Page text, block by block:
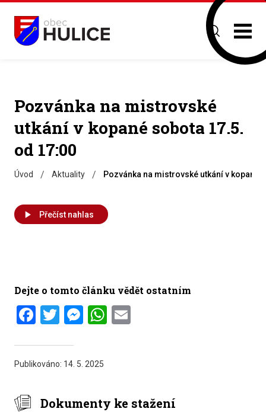
Pozvánka na mistrovské
utkání v kopané sobota 17.5.
od 17:00
Úvod / Aktuality / Pozvánka na mistrovské utkání v kopané
Přečíst nahlas
Dejte o tomto článku vědět ostatním
Facebook
Twitter
Messenger
WhatsApp
Publikováno: 14. 5. 2025
Dokumenty ke stažení